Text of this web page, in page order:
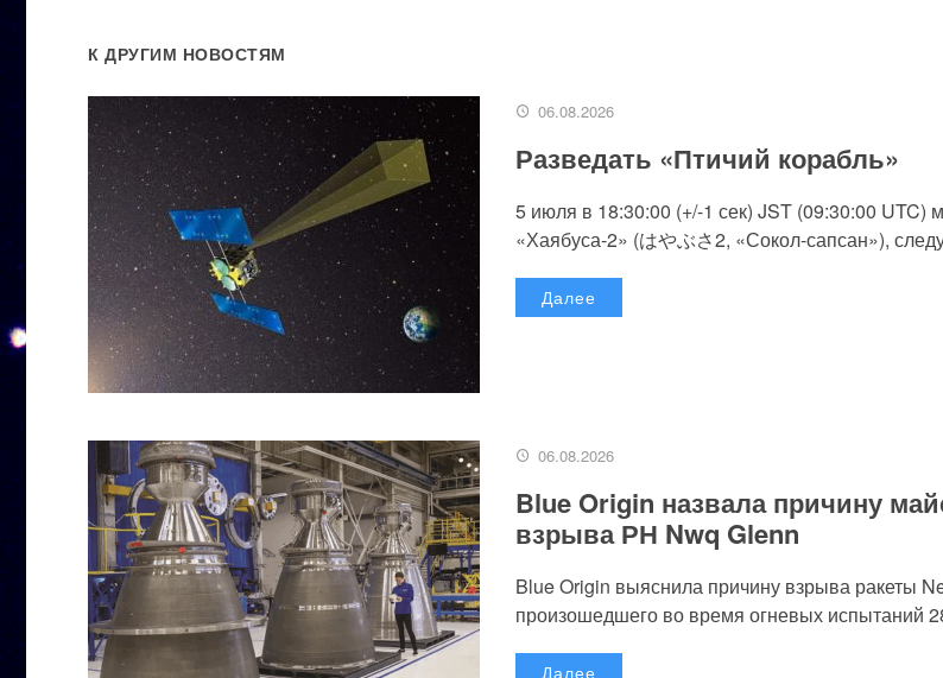
К ДРУГИМ НОВОСТЯМ
06.08.2026
Разведать «Птичий корабль»
5 июля в 18:30:00 (+/-1 сек) JST (09:30:00 UTC)
«Хаябуса-2» (はやぶさ2, «Сокол-сапсан»),
Далее
06.08.2026
Blue Origin назвала причину
взрыва РН Nwq Glenn
Blue Origin выяснила причину взрыва ракеты
произошедшего во время огневых испытаний
Далее